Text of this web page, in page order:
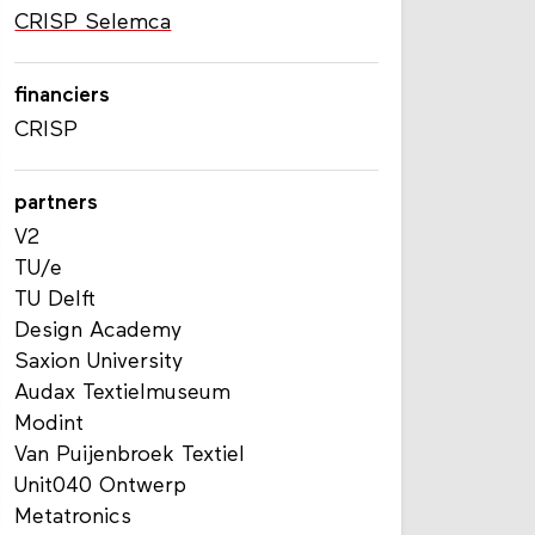
CRISP Selemca
financiers
CRISP
partners
V2
TU/e
TU Delft
Design Academy
Saxion University
Audax Textielmuseum
Modint
Van Puijenbroek Textiel
Unit040 Ontwerp
Metatronics